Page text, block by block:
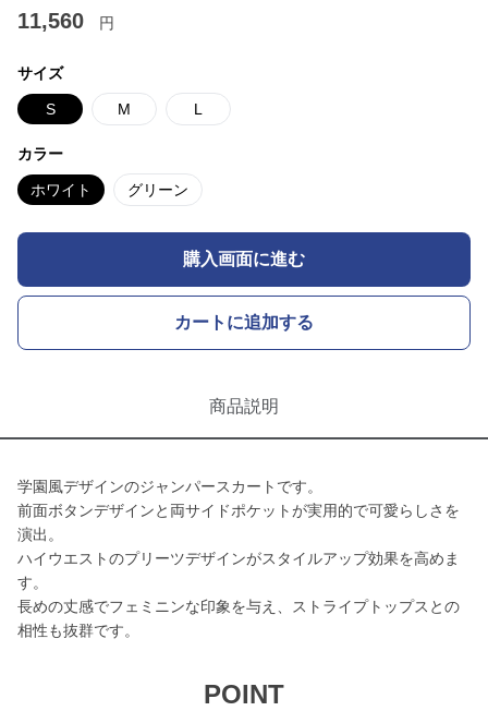
11,560 円
サイズ
S M L
カラー
ホワイト グリーン
購入画面に進む
カートに追加する
商品説明
学園風デザインのジャンパースカートです。
前面ボタンデザインと両サイドポケットが実用的で可愛らしさを
演出。
ハイウエストのプリーツデザインがスタイルアップ効果を高めま
す。
長めの丈感でフェミニンな印象を与え、ストライプトップスとの
相性も抜群です。
POINT